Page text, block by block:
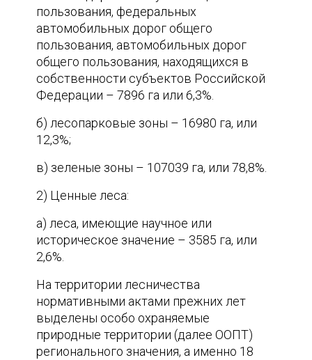
пользования, федеральных
автомобильных дорог общего
пользования, автомобильных дорог
общего пользования, находящихся в
собственности субъектов Российской
Федерации – 7896 га или 6,3%.
б) лесопарковые зоны – 16980 га, или
12,3%;
в) зеленые зоны – 107039 га, или 78,8%.
2) Ценные леса:
а) леса, имеющие научное или
историческое значение – 3585 га, или
2,6%.
На территории лесничества
нормативными актами прежних лет
выделены особо охраняемые
природные территории (далее ООПТ)
регионального значения, а именно 18